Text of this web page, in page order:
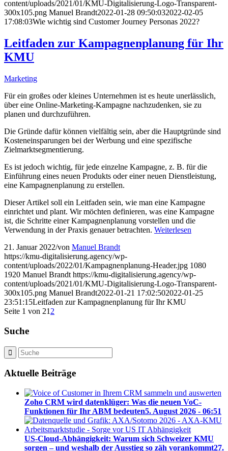
content/uploads/2021/01/KMU-Digitalisierung-Logo-Transparent-
300x105.png Manuel Brandt2022-01-28 09:50:032022-02-05
17:08:03Wie wichtig sind Customer Journey Personas 2022?
Leitfaden zur Kampagnenplanung für Ihr
KMU
Marketing
Für ein großes oder kleines Unternehmen ist es heute unerlässlich,
über eine Online-Marketing-Kampagne nachzudenken, sie zu
planen und durchzuführen.
Die Gründe dafür können vielfältig sein, aber die Hauptgründe sind
Kosteneinsparungen bei der Werbung und eine spezifische
Zielmarktsegmentierung.
Es ist jedoch wichtig, für jede einzelne Kampagne, z. B. für die
Einführung eines neuen Produkts oder einer neuen Dienstleistung,
eine Kampagnenplanung zu erstellen.
Dieser Artikel soll ein Leitfaden sein, wie man eine Kampagne
einrichtet und plant. Wir möchten definieren, was eine Kampagne
ist, die Schritte einer Kampagnenplanung vorstellen und die
Verwendung in der Praxis genauer betrachten. Weiterlesen
21. Januar 2022/von Manuel Brandt
https://kmu-digitalisierung.agency/wp-
content/uploads/2022/01/Kampagnenplanung-Header.jpg 1080
1920 Manuel Brandt https://kmu-digitalisierung.agency/wp-
content/uploads/2021/01/KMU-Digitalisierung-Logo-Transparent-
300x105.png Manuel Brandt2022-01-21 17:02:502022-01-25
23:51:15Leitfaden zur Kampagnenplanung für Ihr KMU
Seite 1 von 21 2
Suche
Aktuelle Beiträge
Zoho CRM wird datenklüger: Was die neuen VoC-
Funktionen für Ihr ABM bedeuten5. August 2026 - 06:51
US-Cloud-Abhängigkeit: Warum sich Schweizer KMU
sorgen – und weshalb der Ausstieg so zäh vorankommt27.